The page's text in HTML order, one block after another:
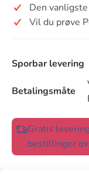
Den
Vil du prøve
Sporbar levering
Betalingsmåte
Gratis
bestillinger